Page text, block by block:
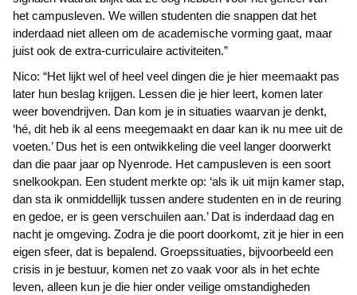
het campusleven. We willen studenten die snappen dat het
inderdaad niet alleen om de academische vorming gaat, maar
juist ook de extra-curriculaire activiteiten.”
Nico: “Het lijkt wel of heel veel dingen die je hier meemaakt pas
later hun beslag krijgen. Lessen die je hier leert, komen later
weer bovendrijven. Dan kom je in situaties waarvan je denkt,
‘hé, dit heb ik al eens meegemaakt en daar kan ik nu mee uit de
voeten.’ Dus het is een ontwikkeling die veel langer doorwerkt
dan die paar jaar op Nyenrode. Het campusleven is een soort
snelkookpan. Een student merkte op: ‘als ik uit mijn kamer stap,
dan sta ik onmiddellijk tussen andere studenten en in de reuring
en gedoe, er is geen verschuilen aan.’ Dat is inderdaad dag en
nacht je omgeving. Zodra je die poort doorkomt, zit je hier in een
eigen sfeer, dat is bepalend. Groepssituaties, bijvoorbeeld een
crisis in je bestuur, komen net zo vaak voor als in het echte
leven, alleen kun je die hier onder veilige omstandigheden